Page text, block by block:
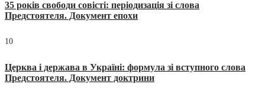
35 років свободи совісті: періодизація зі слова
Предстоятеля. Документ епохи
10
Церква і держава в Україні: формула зі вступного слова
Предстоятеля. Документ доктрини